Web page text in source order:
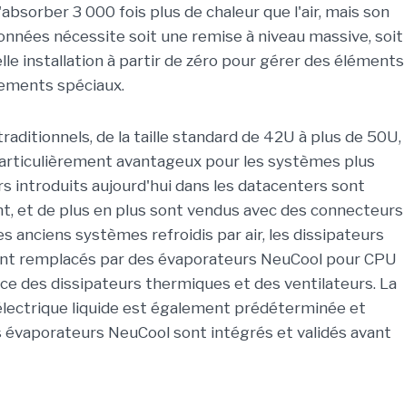
3 000 fois plus de chaleur que l'air, mais son
nécessite soit une remise à niveau massive, soit
installation à partir de zéro pour gérer des éléments
spéciaux.
de la taille standard de 42U à plus de 50U,
avantageux pour les systèmes plus
introduits aujourd'hui dans les datacenters sont
et de plus en plus sont vendus avec des connecteurs
anciens systèmes refroidis par air, les dissipateurs
remplacés par des évaporateurs NeuCool pour CPU
des dissipateurs thermiques et des ventilateurs. La
liquide est également prédéterminée et
évaporateurs NeuCool sont intégrés et validés avant